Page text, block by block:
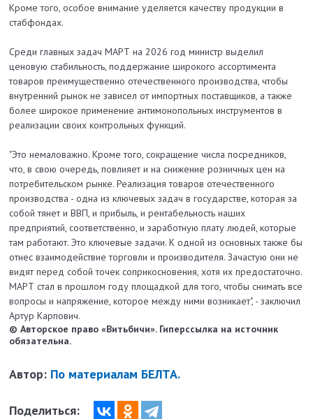
Кроме того, особое внимание уделяется качеству продукции в
стабфондах.
Среди главных задач МАРТ на 2026 год министр выделил
ценовую стабильность, поддержание широкого ассортимента
товаров преимущественно отечественного производства, чтобы
внутренний рынок не зависел от импортных поставщиков, а также
более широкое применение антимонопольных инструментов в
реализации своих контрольных функций.
"Это немаловажно. Кроме того, сокращение числа посредников,
что, в свою очередь, повлияет и на снижение розничных цен на
потребительском рынке. Реализация товаров отечественного
производства - одна из ключевых задач в государстве, которая за
собой тянет и ВВП, и прибыль, и рентабельность наших
предприятий, соответственно, и заработную плату людей, которые
там работают. Это ключевые задачи. К одной из основных также бы
отнес взаимодействие торговли и производителя. Зачастую они не
видят перед собой точек соприкосновения, хотя их предостаточно.
МАРТ стал в прошлом году площадкой для того, чтобы снимать все
вопросы и напряжение, которое между ними возникает", - заключил
Артур Карпович.
© Авторское право «Витьбичи». Гиперссылка на источник
обязательна.
Автор: По материалам БЕЛТА.
Поделиться: